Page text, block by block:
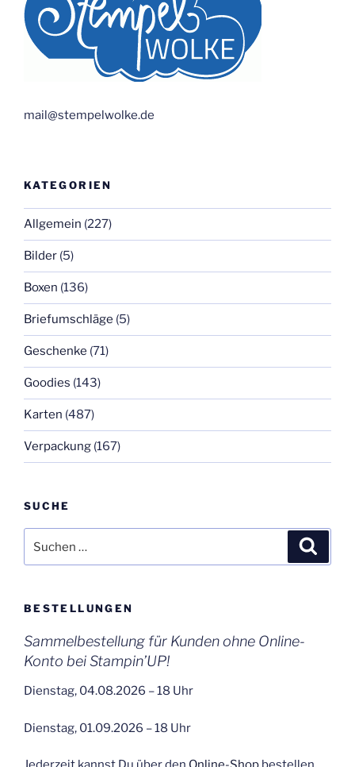
mail@stempelwolke.de
KATEGORIEN
Allgemein (227)
Bilder (5)
Boxen (136)
Briefumschläge (5)
Geschenke (71)
Goodies (143)
Karten (487)
Verpackung (167)
SUCHE
nach:
BESTELLUNGEN
Sammelbestellung für Kunden ohne Online-
Konto bei Stampin’UP!
Dienstag, 04.08.2026 – 18 Uhr
Dienstag, 01.09.2026 – 18 Uhr